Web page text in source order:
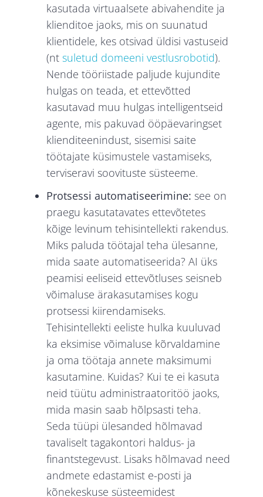
kasutada virtuaalsete abivahendite ja
klienditoe jaoks, mis on suunatud
klientidele, kes otsivad üldisi vastuseid
(nt suletud domeeni vestlusrobotid).
Nende tööriistade paljude kujundite
hulgas on teada, et ettevõtted
kasutavad muu hulgas intelligentseid
agente, mis pakuvad ööpäevaringset
klienditeenindust, sisemisi saite
töötajate küsimustele vastamiseks,
terviseravi soovituste süsteeme.
Protsessi automatiseerimine: see on
praegu kasutatavates ettevõtetes
kõige levinum tehisintellekti rakendus.
Miks paluda töötajal teha ülesanne,
mida saate automatiseerida? AI üks
peamisi eeliseid ettevõtluses seisneb
võimaluse ärakasutamises kogu
protsessi kiirendamiseks.
Tehisintellekti eeliste hulka kuuluvad
ka eksimise võimaluse kõrvaldamine
ja oma töötaja annete maksimumi
kasutamine. Kuidas? Kui te ei kasuta
neid tüütu administraatoritöö jaoks,
mida masin saab hõlpsasti teha.
Seda tüüpi ülesanded hõlmavad
tavaliselt tagakontori haldus- ja
finantstegevust. Lisaks hõlmavad need
andmete edastamist e-posti ja
kõnekeskuse süsteemidest